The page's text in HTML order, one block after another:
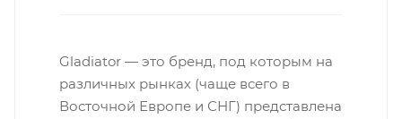
Gladiator — это бренд, под которым на
различных рынках (чаще всего в
Восточной Европе и СНГ) представлена